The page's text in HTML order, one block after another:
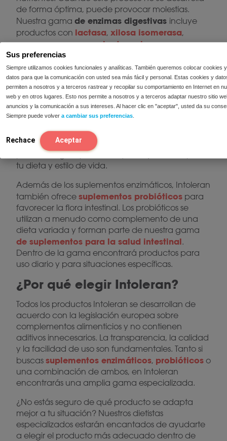
Sus preferencias
Siempre utilizamos cookies funcionales y analíticas. También queremos colocar cookies
datos para que la comunicación con usted sea más fácil y personal. Estas cookies y
permiten a nosotros y a terceros rastrear y recopilar su comportamiento en Internet en
web y en otros lugares. Esto nos permite a nosotros y a terceros adaptar nuestro sitio
anuncios y la comunicación a sus intereses. Al hacer clic en "aceptar", usted da su
Siempre puede volver a cambiar sus preferencias
Rechace Aceptar
de forma óptima, puede provocar molestias.
Nuestra gama de enzimas digestivas incluye
productos con lactasa, xilosa isomerasa,
sacarasay unamezcla de enzimas
específicas. Estas
diferentes nutrientes y momentos de uso.
Para las personas que tienen dificultades para
digerir la lactosa, Intoleran ofrece diversos
productos para la intolerancia a la lactosa.
Estos productos contienen la enzima lactasa y
están disponibles en diferentes formas, como
cápsulas ,comprimidos
puedes elegir el producto que mejor se adapte a
tu dieta y estilo de vida.
Además de los suplementos enzimáticos, Intoleran
también ofrece suplementos probióticos para
favorecer la flora intestinal. Los probióticos se
utilizan a menudo como complemento de una
dieta variada y forman parte de nuestra gama
de suplementos para la salud intestinal.
Dentro de la gama encontrará productos para
uso diario y para situaciones específicas.
¿Por qué elegir Intoleran?
Todos los productos Intoleran se desarrollan de
acuerdo con la legislación europea sobre
complementos alimenticios y no contienen
aditivos innecesarios. La transparencia, la calidad
y la facilidad de uso son fundamentales. Tanto si
buscas suplementos enzimáticos, probióticos o
una combinación de ambos, en Intoleran
encontrarás una amplia gama especializada.
¿No estás seguro de qué producto se adapta
mejor a tu situación? Nuestros dietistas
especializados estarán encantados de ayudarte
a elegir el producto más adecuado dentro de